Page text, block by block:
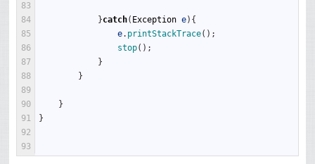
83
84
85
86
87
88
89
90
91
92
93
}catch( Exception e) {
e. printStackTrace( ) ;
stop( ) ;
}
}
}
}